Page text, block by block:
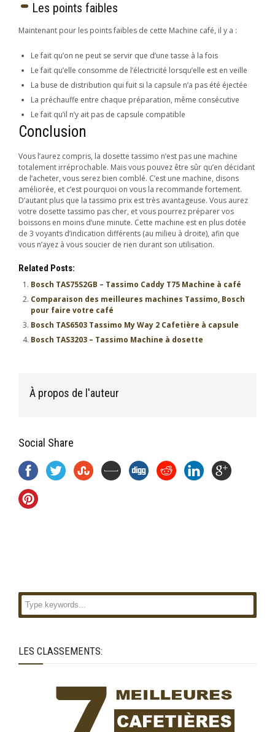
Les points faibles
Maintenant pour les points faibles de cette Machine café, il y a :
Le fait qu’on ne peut se servir que d’une tasse à la fois
Le fait qu’elle consomme de l’électricité lorsqu’elle est en veille
La buse de distribution qui fuit si la capsule n’a pas été éjectée
La préchauffe entre chaque préparation, même consécutive
Le fait qu’il n’y ait pas de capsule compatible
Conclusion
Vous l’aurez compris, la dosette tassimo n’est pas une machine
totalement irréprochable. Mais vous pouvez être sûr qu’en décidant
de l’acheter, vous serez bien comblé. C’est une machine, disons
améliorée, et c’est pourquoi on vous la recommande fortement.
D’autant plus que la tassimo prix est très avantageuse. Vous aurez
votre dosette tassimo pas cher, et vous pourrez préparer vos
boissons en moins d’une minute. Cette machine est en plus dotée
de 3 voyants d’indication différents (au milieu à droite), afin que
vous n’ayez à vous soucier de rien durant son utilisation.
Related Posts:
Bosch TAS75S2GB – Tassimo Caddy T75 Machine à café
Comparaison des meilleures machines Tassimo, Bosch
pour faire votre café
Bosch TAS6503 Tassimo My Way 2 Cafetière à capsule
Bosch TAS3203 – Tassimo Machine à dosette
À propos de l'auteur
Social Share
LES CLASSEMENTS: